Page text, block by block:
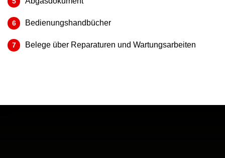
Bedienungshandbücher
Belege über Reparaturen und Wartungsarbeiten